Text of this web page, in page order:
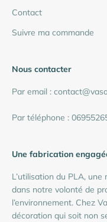
Contact
Suivre ma commande
Nous contacter
Par email :
Par téléphone :
Une fabrication
L’utilisation du PLA,
dans notre volonté de
l’environnement. Chez
décoration qui soit non